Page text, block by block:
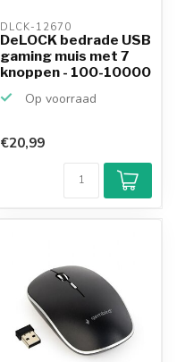
DLCK-12670
DeLOCK bedrade USB
gaming muis met 7
knoppen - 100-10000
Op voorraad
€20,99